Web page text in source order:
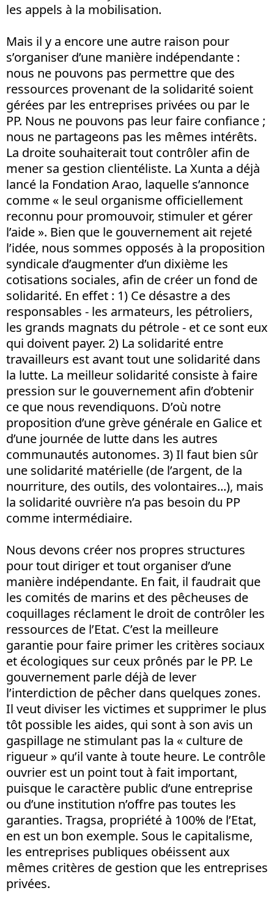
les appels à la mobilisation.
Mais il y a encore une autre raison pour
s’organiser d’une manière indépendante :
nous ne pouvons pas permettre que des
ressources provenant de la solidarité soient
gérées par les entreprises privées ou par le
PP. Nous ne pouvons pas leur faire confiance ;
nous ne partageons pas les mêmes intérêts.
La droite souhaiterait tout contrôler afin de
mener sa gestion clientéliste. La Xunta a déjà
lancé la Fondation Arao, laquelle s’annonce
comme « le seul organisme officiellement
reconnu pour promouvoir, stimuler et gérer
l’aide ». Bien que le gouvernement ait rejeté
l’idée, nous sommes opposés à la proposition
syndicale d’augmenter d’un dixième les
cotisations sociales, afin de créer un fond de
solidarité. En effet : 1) Ce désastre a des
responsables - les armateurs, les pétroliers,
les grands magnats du pétrole - et ce sont eux
qui doivent payer. 2) La solidarité entre
travailleurs est avant tout une solidarité dans
la lutte. La meilleur solidarité consiste à faire
pression sur le gouvernement afin d’obtenir
ce que nous revendiquons. D’où notre
proposition d’une grève générale en Galice et
d’une journée de lutte dans les autres
communautés autonomes. 3) Il faut bien sûr
une solidarité matérielle (de l’argent, de la
nourriture, des outils, des volontaires...), mais
la solidarité ouvrière n’a pas besoin du PP
comme intermédiaire.
Nous devons créer nos propres structures
pour tout diriger et tout organiser d’une
manière indépendante. En fait, il faudrait que
les comités de marins et des pêcheuses de
coquillages réclament le droit de contrôler les
ressources de l’Etat. C’est la meilleure
garantie pour faire primer les critères sociaux
et écologiques sur ceux prônés par le PP. Le
gouvernement parle déjà de lever
l’interdiction de pêcher dans quelques zones.
Il veut diviser les victimes et supprimer le plus
tôt possible les aides, qui sont à son avis un
gaspillage ne stimulant pas la « culture de
rigueur » qu’il vante à toute heure. Le contrôle
ouvrier est un point tout à fait important,
puisque le caractère public d’une entreprise
ou d’une institution n’offre pas toutes les
garanties. Tragsa, propriété à 100% de l’Etat,
en est un bon exemple. Sous le capitalisme,
les entreprises publiques obéissent aux
mêmes critères de gestion que les entreprises
privées.